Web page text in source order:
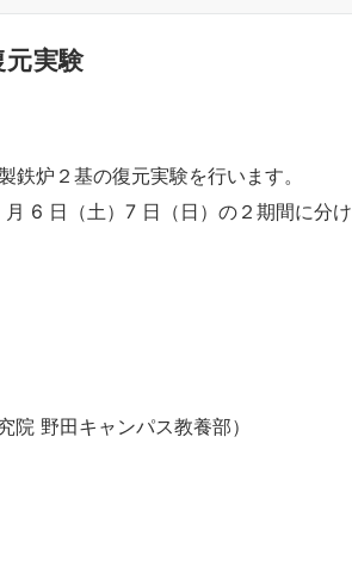
実験
炉２基の復元実験を行います。
6 日（土）7 日（日）の２期間に分け
野田キャンパス教養部）